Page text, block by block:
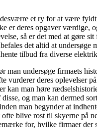
et ry for at være fyldt
er deres opgaver værdige,
så er det med at gøre sit
det altid at undersøge
tilbud fra diverse
man undersøge firmaets
vurderer deres oplevelser
kan man høre
og man kan dermed
man begynder at
blive rost til skyerne på
for, hvilke firmaer der